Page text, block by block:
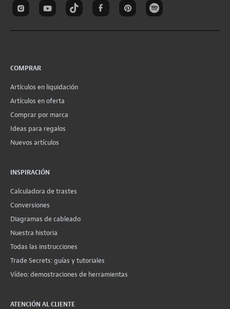
COMPRAR
Artículos en liquidación
Artículos en oferta
Comprar por marca
Ideas para regalos
Nuevos artículos
INSPIRACIÓN
Calculadora de trastes
Conversiones
Diagramas de cableado
Nuestra historia
Todas las instrucciones
Trade Secrets: guías y tutoriales
Vídeo: demostraciones de herramientas
ATENCIÓN AL CLIENTE